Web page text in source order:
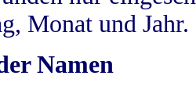
Monat und Jahr.
Namen